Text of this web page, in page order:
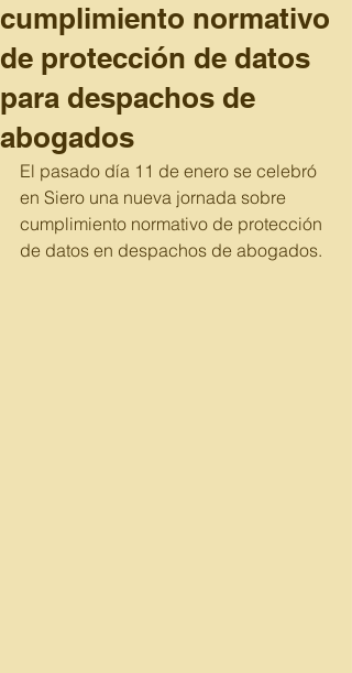
cumplimiento normativo
de protección de datos
para despachos de
abogados
El pasado día 11 de enero se celebró
en Siero una nueva jornada sobre
cumplimiento normativo de protección
de datos en despachos de abogados.